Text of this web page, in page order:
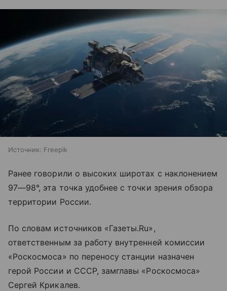
Источник: Freepik
Ранее говорили о высоких широтах с наклонением
97—98°, эта точка удобнее с точки зрения обзора
территории России.
По словам источников «Газеты.Ru»,
ответственным за работу внутренней комиссии
«Роскосмоса» по переносу станции назначен
герой России и СССР, замглавы «Роскосмоса»
Сергей Крикалев.